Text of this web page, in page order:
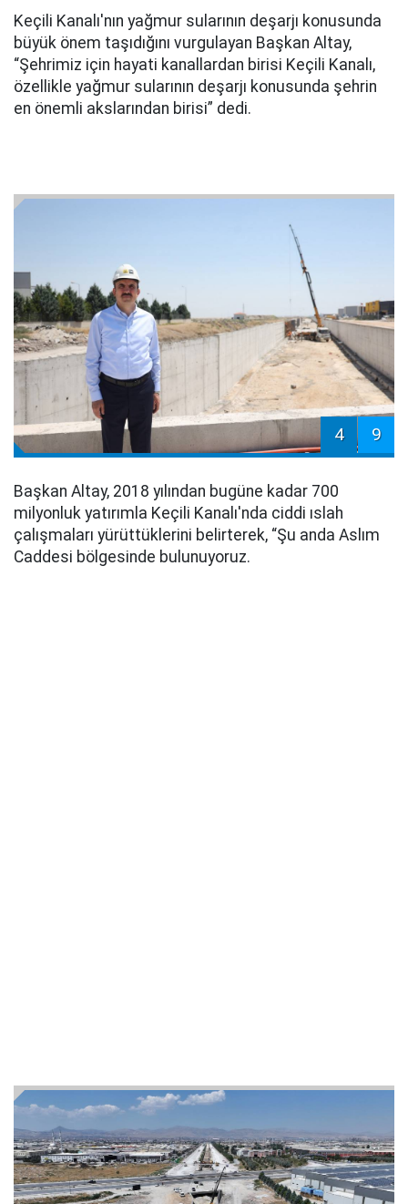
Keçili Kanalı'nın yağmur sularının deşarjı konusunda
büyük önem taşıdığını vurgulayan Başkan Altay,
“Şehrimiz için hayati kanallardan birisi Keçili Kanalı,
özellikle yağmur sularının deşarjı konusunda şehrin
en önemli akslarından birisi” dedi.
4 9
Başkan Altay, 2018 yılından bugüne kadar 700
milyonluk yatırımla Keçili Kanalı'nda ciddi ıslah
çalışmaları yürüttüklerini belirterek, “Şu anda Aslım
Caddesi bölgesinde bulunuyoruz.